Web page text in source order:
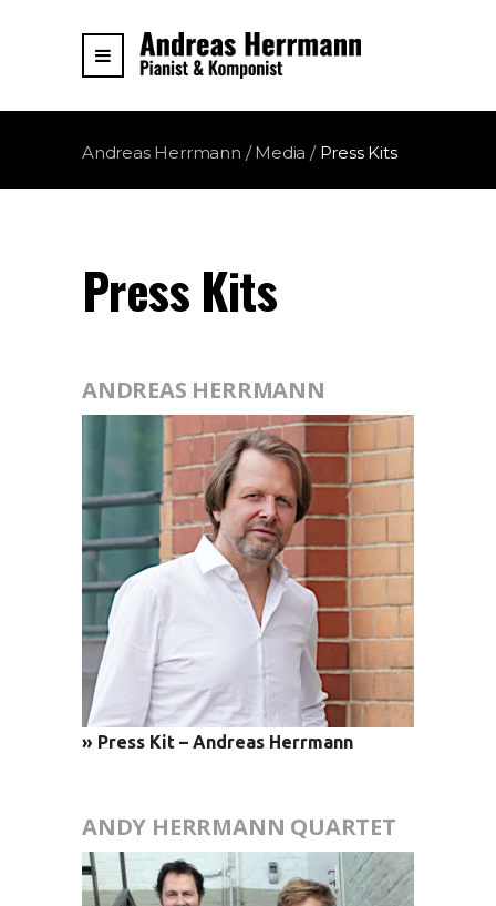
Andreas Herrmann /Media / Press Kits
Press Kits
ANDREAS HERRMANN
» Press Kit – Andreas Herrmann
ANDY HERRMANN QUARTET